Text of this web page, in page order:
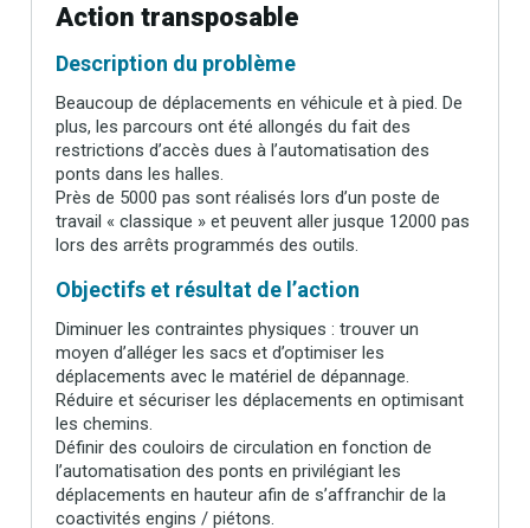
Action transposable
Description du problème
Beaucoup de déplacements en véhicule et à pied. De
plus, les parcours ont été allongés du fait des
restrictions d’accès dues à l’automatisation des
ponts dans les halles.
Près de 5000 pas sont réalisés lors d’un poste de
travail « classique » et peuvent aller jusque 12000 pas
lors des arrêts programmés des outils.
Objectifs et résultat de l’action
Diminuer les contraintes physiques : trouver un
moyen d’alléger les sacs et d’optimiser les
déplacements avec le matériel de dépannage.
Réduire et sécuriser les déplacements en optimisant
les chemins.
Définir des couloirs de circulation en fonction de
l’automatisation des ponts en privilégiant les
déplacements en hauteur afin de s’affranchir de la
coactivités engins / piétons.